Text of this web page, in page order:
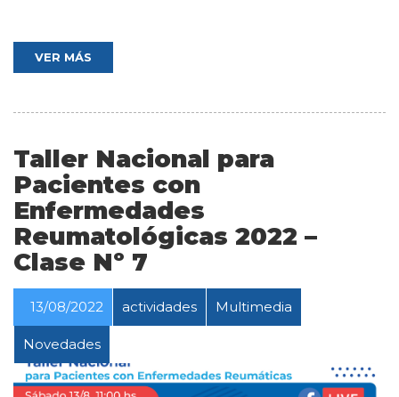
VER MÁS
Taller Nacional para
Pacientes con
Enfermedades
Reumatológicas 2022 –
Clase Nº 7
13/08/2022 actividades Multimedia
Novedades